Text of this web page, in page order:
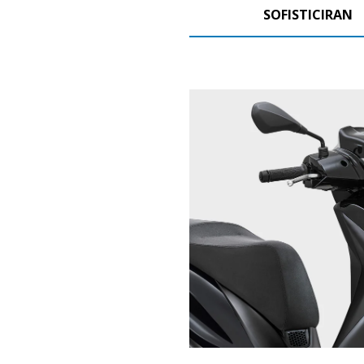
SOFISTICIRAN